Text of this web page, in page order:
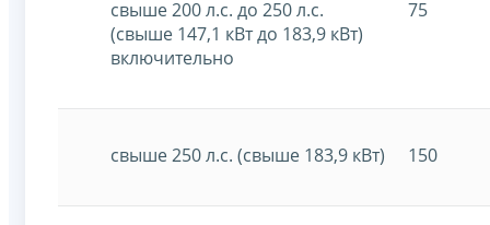
свыше 200 л.с. до 250 л.с.
(свыше 147,1 кВт до 183,9 кВт)
включительно
75
свыше 250 л.с. (свыше 183,9 кВт) 150